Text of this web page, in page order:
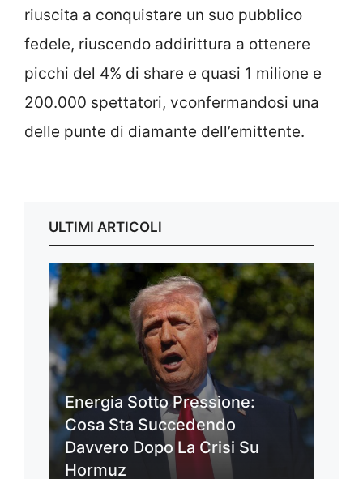
riuscita a conquistare un suo pubblico
fedele, riuscendo addirittura a ottenere
picchi del 4% di share e quasi 1 milione e
200.000 spettatori, vconfermandosi una
delle punte di diamante dell’emittente.
ULTIMI ARTICOLI
Energia Sotto Pressione:
Cosa Sta Succedendo
Davvero Dopo La Crisi Su
Hormuz